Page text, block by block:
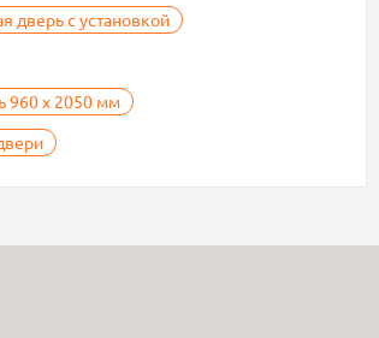
дверь с установкой
960 х 2050 мм